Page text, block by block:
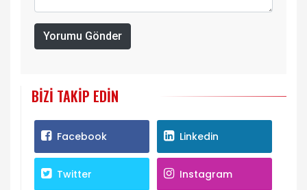
Yorumu Gönder
BIZI TAKIP EDIN
Facebook Linkedin
Twitter Instagram